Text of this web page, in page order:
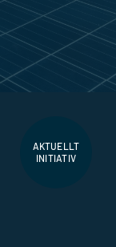
AKTUELLT
INITIATIV